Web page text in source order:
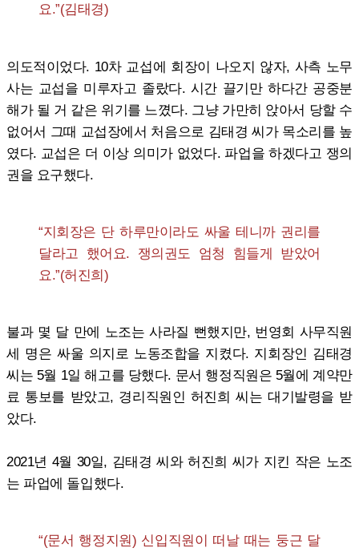
요.”(김태경)
의도적이었다. 10차 교섭에 회장이 나오지 않자, 사측 노무
사는 교섭을 미루자고 졸랐다. 시간 끌기만 하다간 공중분
해가 될 거 같은 위기를 느꼈다. 그냥 가만히 앉아서 당할 수
없어서 그때 교섭장에서 처음으로 김태경 씨가 목소리를 높
였다. 교섭은 더 이상 의미가 없었다. 파업을 하겠다고 쟁의
권을 요구했다.
“지회장은 단 하루만이라도 싸울 테니까 권리를
달라고 했어요. 쟁의권도 엄청 힘들게 받았어
요.”(허진희)
불과 몇 달 만에 노조는 사라질 뻔했지만, 번영회 사무직원
세 명은 싸울 의지로 노동조합을 지켰다. 지회장인 김태경
씨는 5월 1일 해고를 당했다. 문서 행정직원은 5월에 계약만
료 통보를 받았고, 경리직원인 허진희 씨는 대기발령을 받
았다.
2021년 4월 30일, 김태경 씨와 허진희 씨가 지킨 작은 노조
는 파업에 돌입했다.
“(문서 행정지원) 신입직원이 떠날 때는 둥근 달